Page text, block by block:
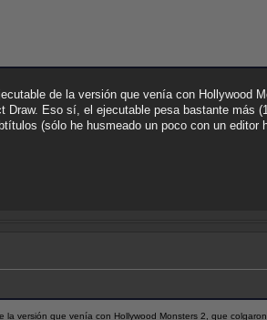
de la versión que venía con Hollywood
Eso sí, el ejecutable pesa bastante más
(sólo he husmeado un poco con un editor
versión que venía con Hollywood Monsters 2, que